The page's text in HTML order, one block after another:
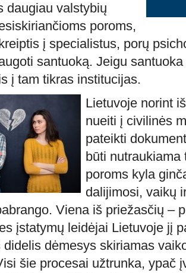
daugiau valstybių
poroms,
į specialistus, porų
santuoką. Jeigu
į tam tikras institucijas.
Lietuvoje norint
nueiti į civilinės
pateikti
būti
poroms kyla
dalijimosi, vaikų
Viena iš priežasčių –
įstatymų leidėjai Lietuvoje jį
dėmesys skiriamas
šie procesai užtrunka, ypač